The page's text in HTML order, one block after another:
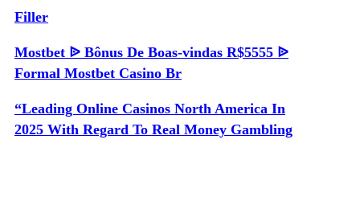
Filler
Mostbet ᐉ Bônus De Boas-vindas R$5555 ᐉ
Formal Mostbet Casino Br
“Leading Online Casinos North America In
2025 With Regard To Real Money Gambling